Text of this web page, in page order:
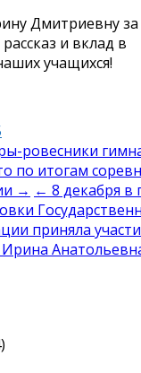
Дмитриевну
и вклад в
учащихся!
ровесники
по итогам
→ ← 8 декабря в
приняла
Ирина